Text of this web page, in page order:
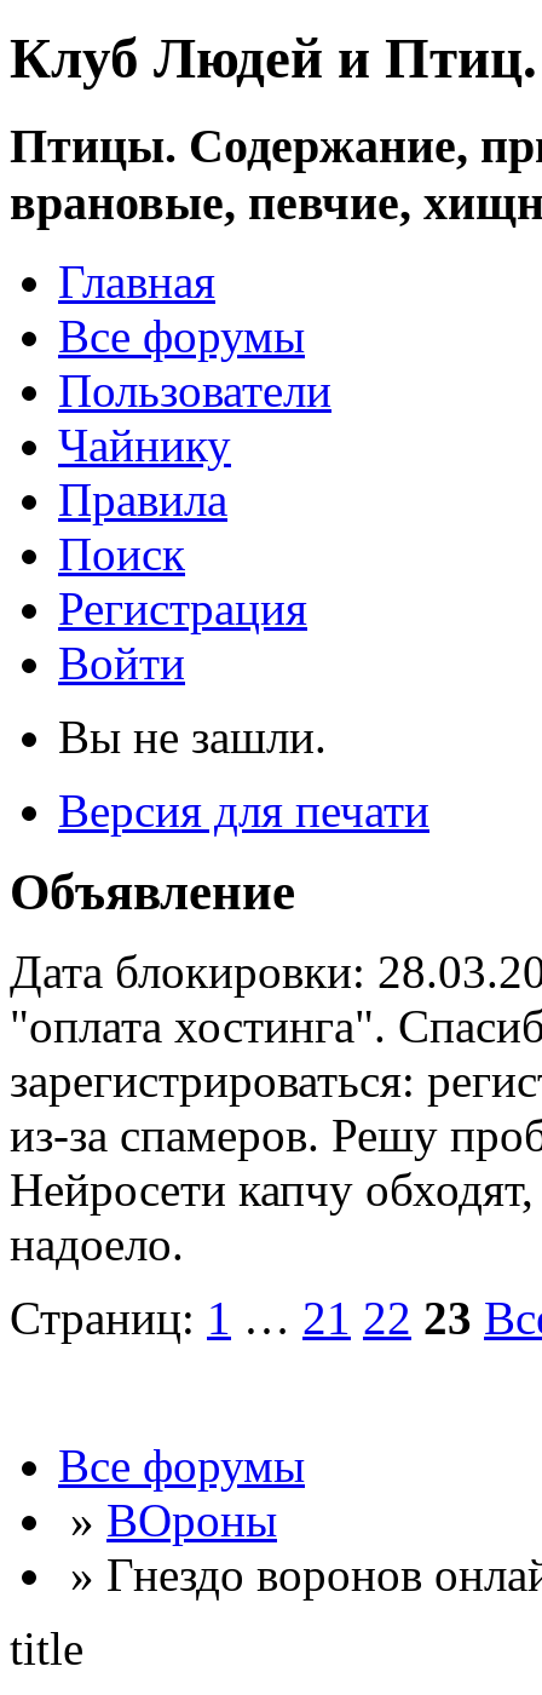
Клуб Людей и
Птицы. Содержание,
врановые, певчие,
Главная
Все форумы
Пользователи
Чайнику
Правила
Поиск
Регистрация
Войти
Вы не зашли.
Версия для печати
Объявление
Дата блокировки:
"оплата хостинга".
зарегистрироваться:
из-за спамеров. Решу
Нейросети капчу
надоело.
Страниц: 1 … 21 22 23
Все форумы
» ВОроны
» Гнездо воронов
title